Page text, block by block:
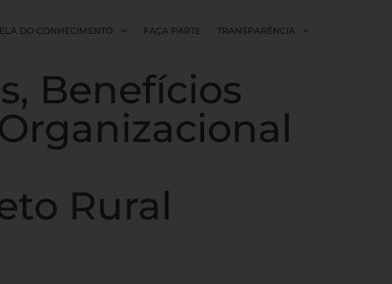
DO CONHECIMENTO FAÇA PARTE TRANSPARÊNCIA
Benefícios
Rural